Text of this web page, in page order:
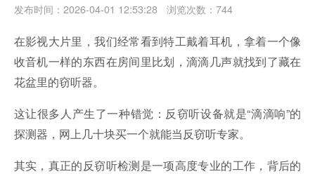
发布时间：2026-04-01 12:53:28 浏览次数：744
在影视大片里，我们经常看到特工戴着耳机，拿着一个像
收音机一样的东西在房间里比划，滴滴几声就找到了藏在
花盆里的窃听器。
这让很多人产生了一种错觉：反窃听设备就是“滴滴响”的
探测器，网上几十块买一个就能当反窃听专家。
其实，真正的反窃听检测是一项高度专业的工作，背后的